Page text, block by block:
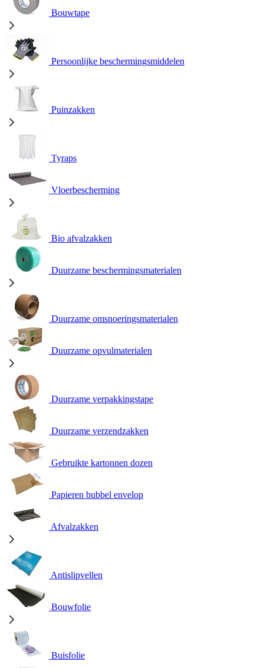
Bouwtape
Persoonlijke beschermingsmiddelen
Puinzakken
Tyraps
Vloerbescherming
Bio afvalzakken
Duurzame beschermingsmaterialen
Duurzame omsnoeringsmaterialen
Duurzame opvulmaterialen
Duurzame verpakkingstape
Duurzame verzendzakken
Gebruikte kartonnen dozen
Papieren bubbel envelop
Afvalzakken
Antislipvellen
Bouwfolie
Buisfolie